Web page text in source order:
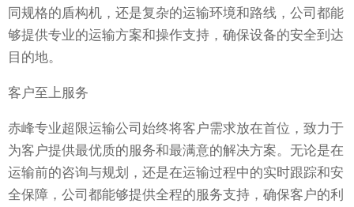
同规格的盾构机，还是复杂的运输环境和路线，公司都能
够提供专业的运输方案和操作支持，确保设备的安全到达
目的地。
客户至上服务
赤峰专业超限运输公司始终将客户需求放在首位，致力于
为客户提供最优质的服务和最满意的解决方案。无论是在
运输前的咨询与规划，还是在运输过程中的实时跟踪和安
全保障，公司都能够提供全程的服务支持，确保客户的利